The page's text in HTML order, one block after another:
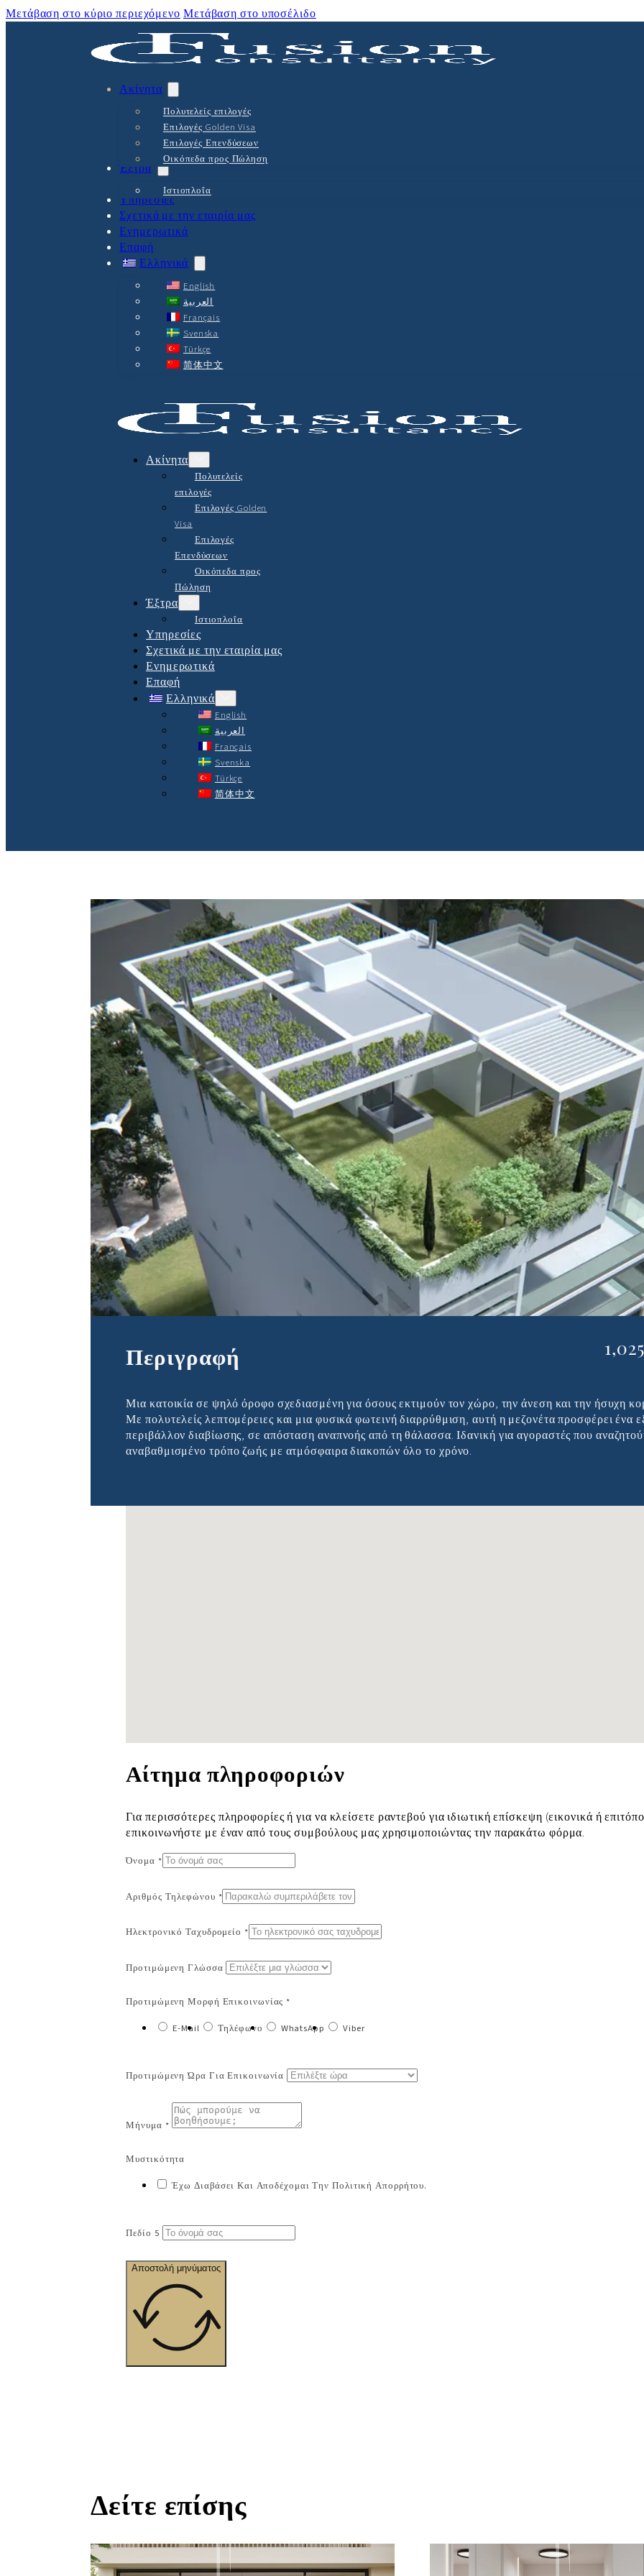
Μετάβαση στο κύριο περιεχόμενο Μετάβαση στο υποσέλιδο
Ακίνητα
Πολυτελείς επιλογές
Επιλογές Golden Visa
Επιλογές Επενδύσεων
Οικόπεδα προς Πώληση
Έξτρα
Ιστιοπλοΐα
Υπηρεσίες
Σχετικά με την εταιρία μας
Ενημερωτικά
Επαφή
Ελληνικά
English
العربية
Français
Svenska
Türkçe
简体中文
Ακίνητα
Πολυτελείς
επιλογές
Επιλογές Golden
Visa
Επιλογές
Επενδύσεων
Οικόπεδα προς
Πώληση
Έξτρα
Ιστιοπλοΐα
Υπηρεσίες
Σχετικά με την εταιρία μας
Ενημερωτικά
Επαφή
Ελληνικά
English
العربية
Français
Svenska
Türkçe
简体中文
Μεζονέτα, Κατοικία
Premium Μεζονέτα Υψηλού Επιπέδου
Προσφέρει Εκλεπτυσμένη Παράκτια
Περιγραφή
Μια κατοικία σε ψηλό όροφο σχεδιασμένη για όσους εκτιμούν τον χώρο, την άνεση και την ήσυχη
Με πολυτελείς λεπτομέρειες και μια φυσικά φωτεινή διαρρύθμιση, αυτή η μεζονέτα προσφέρει ένα
περιβάλλον διαβίωσης, σε απόσταση αναπνοής από τη θάλασσα. Ιδανική για αγοραστές που
αναβαθμισμένο τρόπο ζωής με ατμόσφαιρα διακοπών όλο το χρόνο.
Αίτημα πληροφοριών
Για περισσότερες πληροφορίες ή για να κλείσετε ραντεβού για ιδιωτική επίσκεψη (εικονικά ή
επικοινωνήστε με έναν από τους συμβούλους μας χρησιμοποιώντας την παρακάτω φόρμα.
Όνομα *
Αριθμός Τηλεφώνου *
Ηλεκτρονικό Ταχυδρομείο *
Προτιμώμενη Γλώσσα
Προτιμώμενη Μορφή Επικοινωνίας *
E-Mail Τηλέφωνο WhatsApp Viber
Προτιμώμενη Ώρα Για Επικοινωνία
Μήνυμα *
Μυστικότητα
Έχω Διαβάσει Και Αποδέχομαι Την Πολιτική Απορρήτου.
Πεδίο 5
Αποστολή μηνύματος
Δείτε επίσης